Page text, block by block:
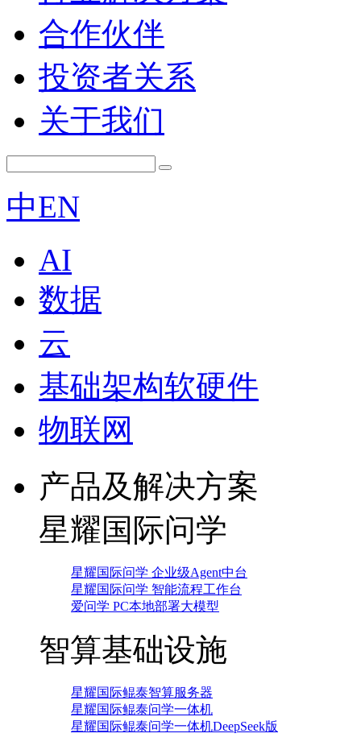
合作伙伴
投资者关系
关于我们
中EN
AI
数据
云
基础架构软硬件
物联网
产品及解决方案
星耀国际问学
星耀国际问学 企业级Agent中台
星耀国际问学 智能流程工作台
爱问学 PC本地部署大模型
智算基础设施
星耀国际鲲泰智算服务器
星耀国际鲲泰问学一体机
星耀国际鲲泰问学一体机DeepSeek版